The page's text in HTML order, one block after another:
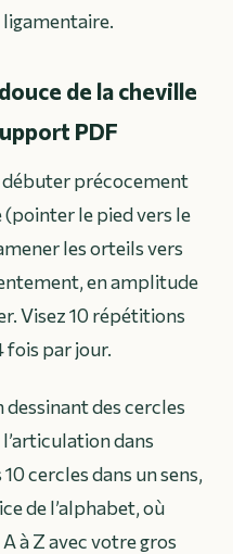
de la cheville
PDF
débuter précocement
le pied vers le
les orteils vers
en amplitude
Visez 10 répétitions
fois par jour.
dessinant des cercles
dans
cercles dans un sens,
de l’alphabet, où
à Z avec votre gros